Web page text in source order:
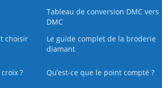
Tableau de conversion DMC vers
DMC
choisir
Le guide complet de la broderie
diamant
?
Qu’est-ce que le point compté ?